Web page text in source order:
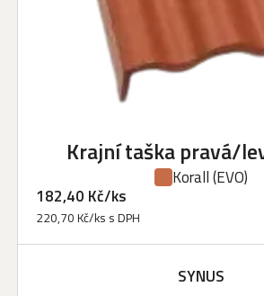
Krajní taška pravá/
Korall(EVO)
182,40 Kč/ks
220,70 Kč/ks s DPH
SYNUS